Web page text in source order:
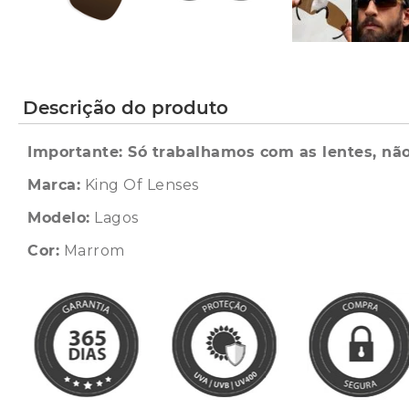
Descrição do produto
Importante: Só trabalhamos com as lentes,
Marca: King Of Lenses
Modelo: Lagos
Cor: Marrom